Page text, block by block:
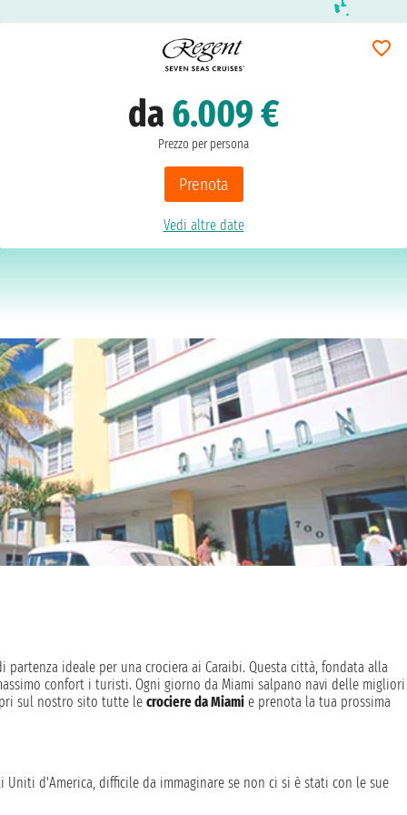
da 6.009 €
Prezzo per persona
Prenota
Vedi altre date
ideale per una crociera ai Caraibi. Questa città, fondata alla
confort i turisti. Ogni giorno da Miami salpano navi delle migliori
sul nostro sito tutte le crociere da Miamie prenota la tua prossima
d'America, difficile da immaginare se non ci si è stati con le sue